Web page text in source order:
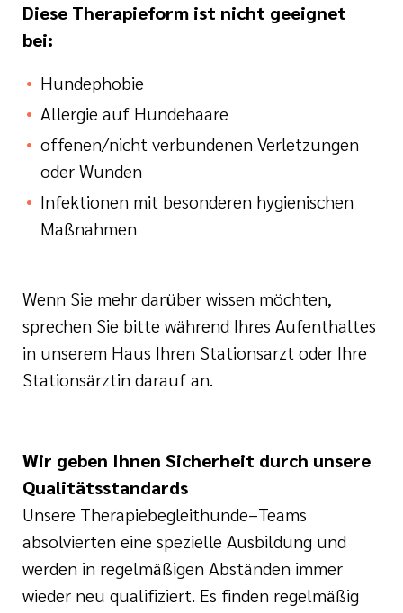
Diese Therapieform ist nicht geeignet
bei:
Hundephobie
Allergie auf Hundehaare
offenen/nicht verbundenen Verletzungen
oder Wunden
Infektionen mit besonderen hygienischen
Maßnahmen
Wenn Sie mehr darüber wissen möchten,
sprechen Sie bitte während Ihres Aufenthaltes
in unserem Haus Ihren Stationsarzt oder Ihre
Stationsärztin darauf an.
Wir geben Ihnen Sicherheit durch unsere
Qualitätsstandards
Unsere Therapiebegleithunde–Teams
absolvierten eine spezielle Ausbildung und
werden in regelmäßigen Abständen immer
wieder neu qualifiziert. Es finden regelmäßig